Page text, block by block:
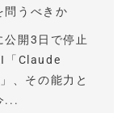
問うべきか
公開3日で停止
「Claude
、その能力と
...